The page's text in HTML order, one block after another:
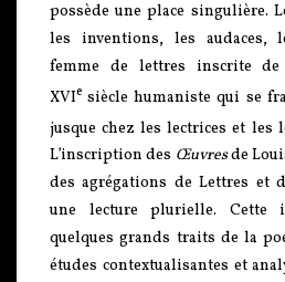
possède une place singulière.
les inventions, les audaces,
femme de lettres inscrite
XVIe siècle humaniste qui se
jusque chez les lectrices et les
L’inscription des Œuvresde
des agrégations de Lettres et
une lecture plurielle. Cette
quelques grands traits de la
études contextualisantes et